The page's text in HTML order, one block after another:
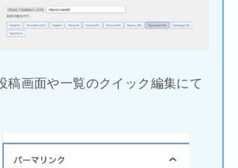
稿画面や一覧のクイック編集にて